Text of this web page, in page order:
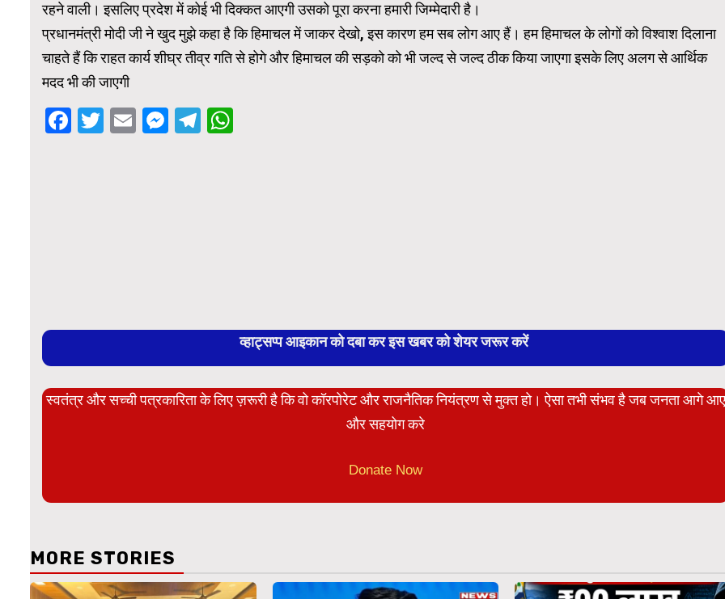
रहने वाली। इसलिए प्रदेश में कोई भी दिक्कत आएगी उसको पूरा करना हमारी जिम्मेदारी है।
प्रधानमंत्री मोदी जी ने खुद मुझे कहा है कि हिमाचल में जाकर देखो, इस कारण हम सब लोग आए हैं। हम हिमाचल के लोगों को विश्वाश दिलाना
चाहते हैं कि राहत कार्य शीघ्र तीव्र गति से होगे और हिमाचल की सड़को को भी जल्द से जल्द ठीक किया जाएगा इसके लिए अलग से आर्थिक
मदद भी की जाएगी
Facebook
Twitter
EmailMessenger
Telegram
व्हाट्सप्प आइकान को दबा कर इस खबर को शेयर जरूर करें
स्वतंत्र और सच्ची पत्रकारिता के लिए ज़रूरी है कि वो कॉरपोरेट और राजनैतिक नियंत्रण से मुक्त हो। ऐसा तभी संभव है जब जनता आगे आए
और सहयोग करे
Donate Now
MORE STORIES